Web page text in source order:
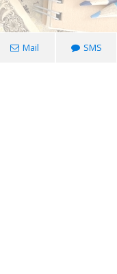
Mail SMS